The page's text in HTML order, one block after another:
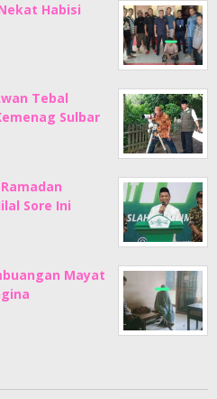
Habisi
Tebal
Sulbar
Sore Ini
Mayat